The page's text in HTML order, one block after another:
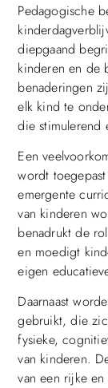
Pedagogische
diepgaand
kinderen en de
benaderingen
elk kind te
die stimulerend
Een
wordt
emergente
van kinderen
benadrukt de
en moedigt
eigen
Daarnaast
gebruikt, die
fysieke,
van kinderen.
van een rijke